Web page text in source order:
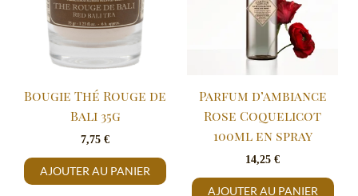
Bougie Thé Rouge de
Bali 35g
7,75€
AJOUTER AU PANIER
Parfum d’ambiance
Rose Coquelicot
100ml en spray
14,25€
AJOUTER AU PANIER